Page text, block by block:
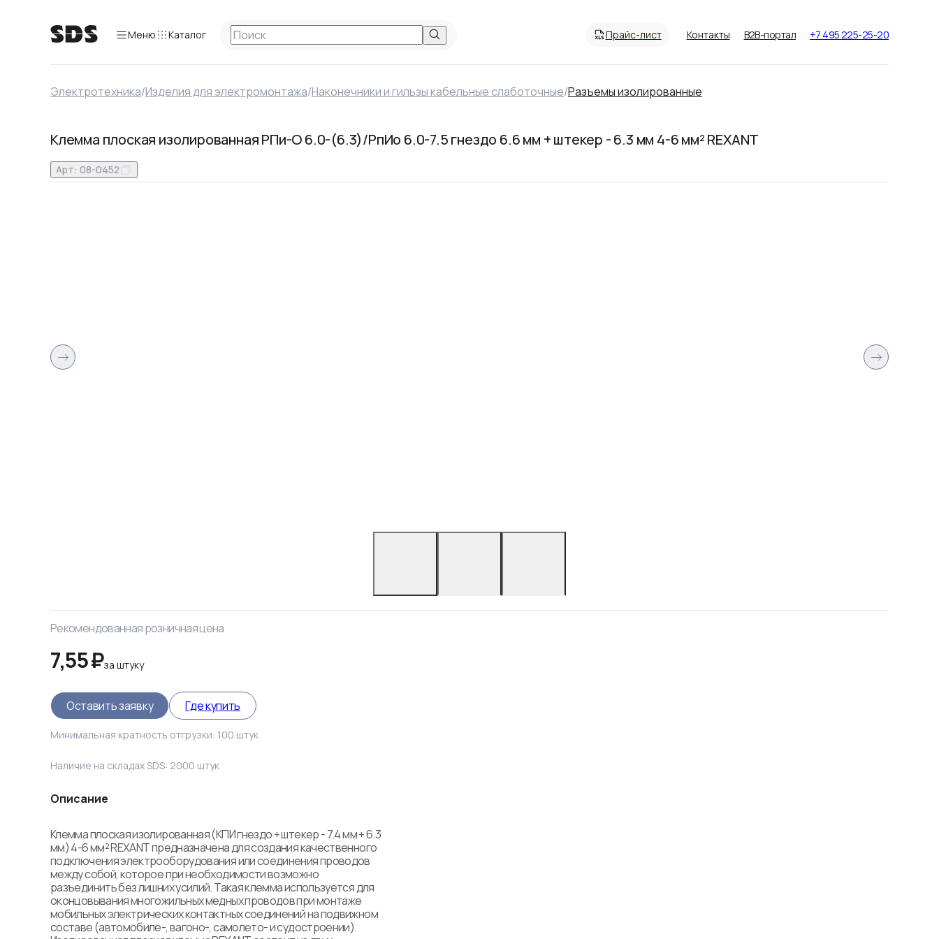
Меню Каталог Прайс-лист Контакты B2B-портал +7 495 225-25-20
Электротехника/Изделия для электромонтажа/Наконечники и гильзы кабельные слаботочные/Разъемы изолированные
Клемма плоская изолированная РПи-О 6.0-(6.3)/РпИо 6.0-7.5 гнездо 6.6 мм + штекер - 6.3 мм 4-6 мм² REXANT
Арт: 08-0452
Рекомендованная розничная цена
7,55 ₽заштуку
Оставить заявку Где купить
Минимальная кратность отгрузки: 100 штук
Наличие на складах SDS: 2000 штук
Описание
Клемма плоская изолированная (КПИ гнездо + штекер - 7.4 мм + 6.3
мм) 4-6 мм² REXANT предназначена для создания качественного
подключения электрооборудования или соединения проводов
между собой, которое при необходимости возможно
разъединить без лишних усилий. Такая клемма используется для
оконцовывания многожильных медных проводов при монтаже
мобильных электрических контактных соединений на подвижном
составе (автомобиле-, вагоно-, самолето- и судостроении).